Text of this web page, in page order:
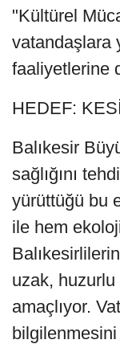
"Kültürel
vatandaşlara
faaliyetlerine
HEDEF:
Balıkesir
sağlığını
yürüttüğü bu
ile hem
uzak,
amaçlıyor.